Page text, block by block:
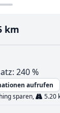
km
240 %
aufrufen
sparen,
5.20